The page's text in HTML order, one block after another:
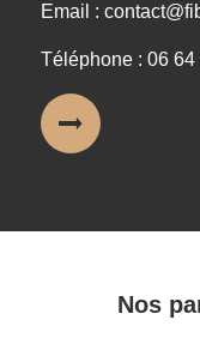
Email :
Téléphone : 06 64
Nos